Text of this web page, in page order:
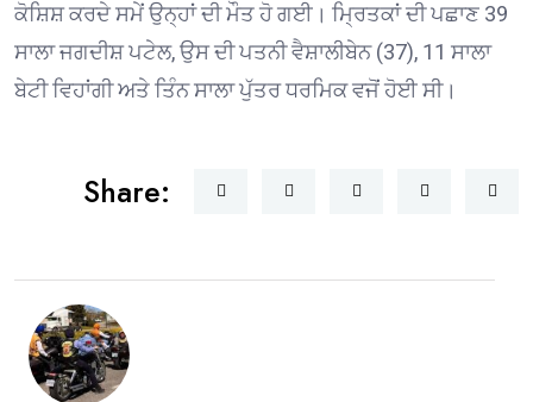
ਕੋਸ਼ਿਸ਼ ਕਰਦੇ ਸਮੇਂ ਉਨ੍ਹਾਂ ਦੀ ਮੌਤ ਹੋ ਗਈ। ਮ੍ਰਿਤਕਾਂ ਦੀ ਪਛਾਣ 39
ਸਾਲਾ ਜਗਦੀਸ਼ ਪਟੇਲ, ਉਸ ਦੀ ਪਤਨੀ ਵੈਸ਼ਾਲੀਬੇਨ (37), 11 ਸਾਲਾ
ਬੇਟੀ ਵਿਹਾਂਗੀ ਅਤੇ ਤਿੰਨ ਸਾਲਾ ਪੁੱਤਰ ਧਰਮਿਕ ਵਜੋਂ ਹੋਈ ਸੀ।
Share: